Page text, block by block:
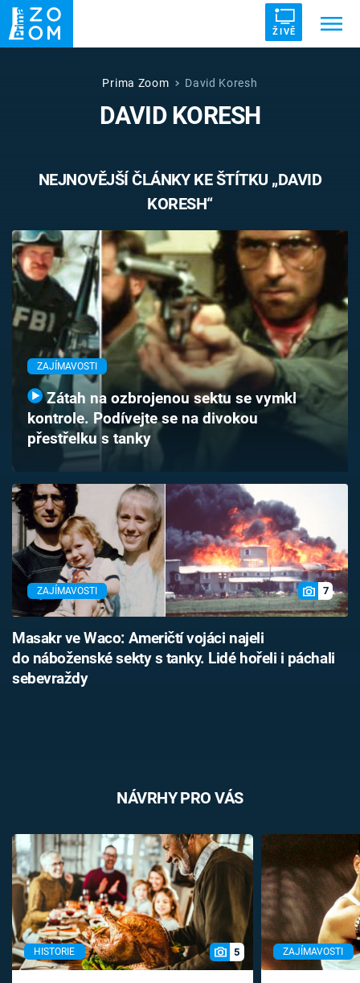
ŽIVĚ
ZRÁDCI UFO DRUHÁ SVĚTOVÁ VÁLKA
VETŘELCI DÁVNOVĚKU
Témata
Pořady
TV Program
Časopis
Sledujte prima+
Sledujte nás
Prima Zoom David Koresh
DAVID KORESH
NEJNOVĚJŠÍ ČLÁNKY KE ŠTÍTKU „DAVID
KORESH“
ZAJÍMAVOSTI
Zátah na ozbrojenou sektu se vymkl
kontrole. Podívejte se na divokou
přestřelku s tanky
ZAJÍMAVOSTI 7
Masakr ve Waco: Američtí vojáci najeli
do náboženské sekty s tanky. Lidé hořeli i páchali
sebevraždy
NÁVRHY PRO VÁS
HISTORIE 5 ZAJÍMAVOSTI